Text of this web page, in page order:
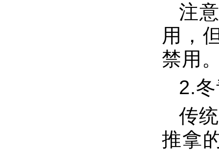
注
用，
禁用
2.
传
推拿